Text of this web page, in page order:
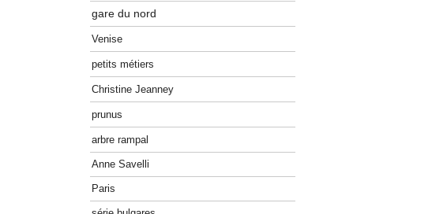
gare du nord
Venise
petits métiers
Christine Jeanney
prunus
arbre rampal
Anne Savelli
Paris